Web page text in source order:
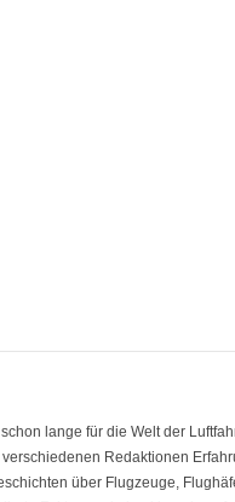
lange für die Welt der
Redaktionen
über Flugzeuge,